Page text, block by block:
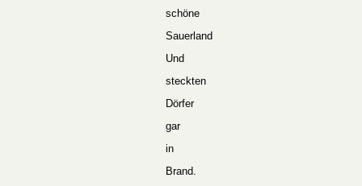
schöne
Sauerland
Und
steckten
Dörfer
gar
in
Brand.